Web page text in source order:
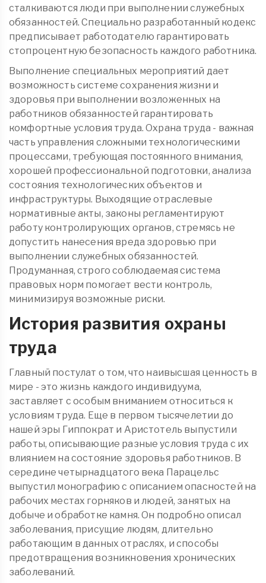
сталкиваются люди при выполнении служебных
обязанностей. Специально разработанный кодекс
предписывает работодателю гарантировать
стопроцентную безопасность каждого работника.
Выполнение специальных мероприятий дает
возможность системе сохранения жизни и
здоровья при выполнении возложенных на
работников обязанностей гарантировать
комфортные условия труда. Охрана труда - важная
часть управления сложными технологическими
процессами, требующая постоянного внимания,
хорошей профессиональной подготовки, анализа
состояния технологических объектов и
инфраструктуры. Выходящие отраслевые
нормативные акты, законы регламентируют
работу контролирующих органов, стремясь не
допустить нанесения вреда здоровью при
выполнении служебных обязанностей.
Продуманная, строго соблюдаемая система
правовых норм помогает вести контроль,
минимизируя возможные риски.
История развития охраны
труда
Главный постулат о том, что наивысшая ценность в
мире - это жизнь каждого индивидуума,
заставляет с особым вниманием относиться к
условиям труда. Еще в первом тысячелетии до
нашей эры Гиппократ и Аристотель выпустили
работы, описывающие разные условия труда с их
влиянием на состояние здоровья работников. В
середине четырнадцатого века Парацельс
выпустил монографию с описанием опасностей на
рабочих местах горняков и людей, занятых на
добыче и обработке камня. Он подробно описал
заболевания, присущие людям, длительно
работающим в данных отраслях, и способы
предотвращения возникновения хронических
заболеваний.